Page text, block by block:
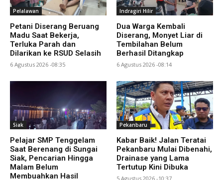
Pelalawan
Petani Diserang Beruang
Madu Saat Bekerja,
Terluka Parah dan
Dilarikan ke RSUD Selasih
6 Agustus 2026 -08:35
Indragiri Hilir
Dua Warga Kembali
Diserang, Monyet Liar di
Tembilahan Belum
Berhasil Ditangkap
6 Agustus 2026 -08:14
Siak
Pelajar SMP Tenggelam
Saat Berenang di Sungai
Siak, Pencarian Hingga
Malam Belum
Membuahkan Hasil
Pekanbaru
Kabar Baik! Jalan Teratai
Pekanbaru Mulai Dibenahi,
Drainase yang Lama
Tertutup Kini Dibuka
5 Agustus 2026 -10:37